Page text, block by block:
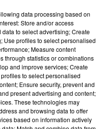
data processing based on
Store and/or access
to select advertising; Create
Use profiles to select personalised
Measure content
through statistics or combinations
and improve services; Create
to select personalised
Ensure security, prevent and
present advertising and content;
These technologies may
and browsing data to offer
based on information actively